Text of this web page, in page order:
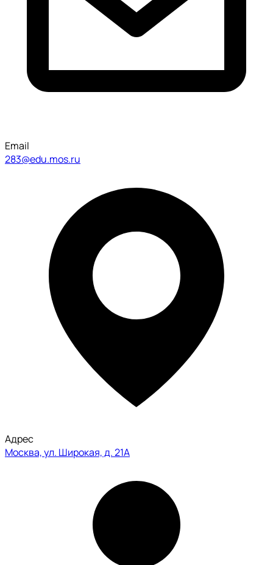
Email
283@edu.mos.ru
Адрес
Москва, ул. Широкая, д. 21А